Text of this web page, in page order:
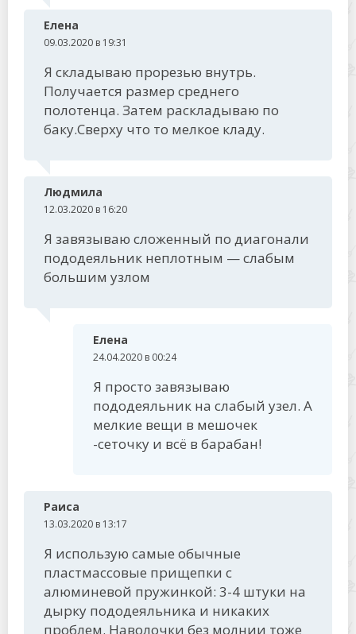
Елена
09.03.2020 в 19:31
Я складываю прорезью внутрь.
Получается размер среднего
полотенца. Затем раскладываю по
баку.Сверху что то мелкое кладу.
Людмила
12.03.2020 в 16:20
Я завязываю сложенный по диагонали
пододеяльник неплотным — слабым
большим узлом
Елена
24.04.2020 в 00:24
Я просто завязываю
пододеяльник на слабый узел. А
мелкие вещи в мешочек
-сеточку и всё в барабан!
Раиса
13.03.2020 в 13:17
Я использую самые обычные
пластмассовые прищепки с
алюминевой пружинкой: 3-4 штуки на
дырку пододеяльника и никаких
проблем. Наволочки без молнии тоже